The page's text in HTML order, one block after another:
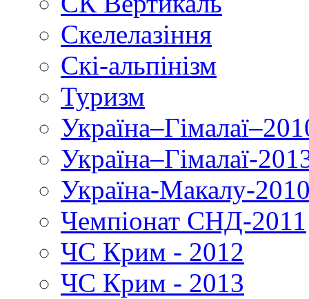
Скелелазіння
Скі-альпінізм
Туризм
Україна–Гімалаї-
Україна-Макалу-
Чемпіонат СНД-2011
ЧС Крим - 2012
ЧС Крим - 2013